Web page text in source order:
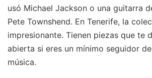
usó Michael Jackson o una guitarra
Pete Townshend. En Tenerife, la
impresionante. Tienen piezas que te
abierta si eres un mínimo seguidor
música.